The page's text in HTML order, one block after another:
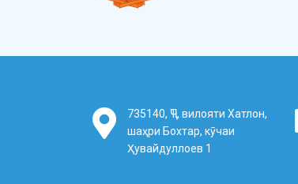
735140, ҶТ, вилояти Хатлон,
шаҳри Бохтар, кӯчаи
Ҳувайдуллоев 1